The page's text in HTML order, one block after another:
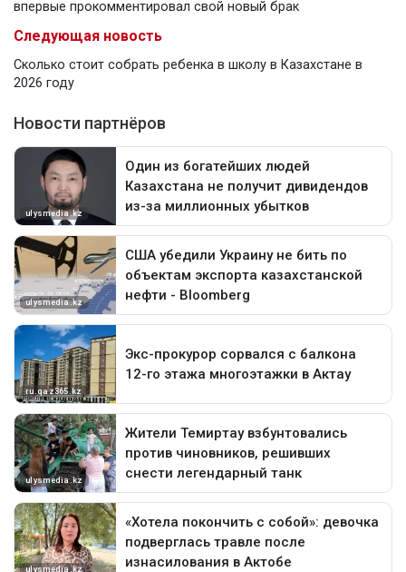
впервые прокомментировал свой новый брак
Следующая новость
Сколько стоит собрать ребенка в школу в Казахстане в
2026 году